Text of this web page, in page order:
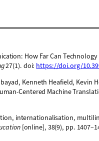
How Far Can Technology
27(1). doi:https://doi.org/
Kenneth Heafield, Kevin
Centered Machine
internationalisation,
[online], 38(9), pp.